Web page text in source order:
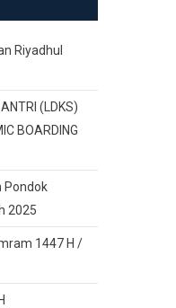
Riyadhul
(LDKS)
BOARDING
Pondok
2025
1447 H /